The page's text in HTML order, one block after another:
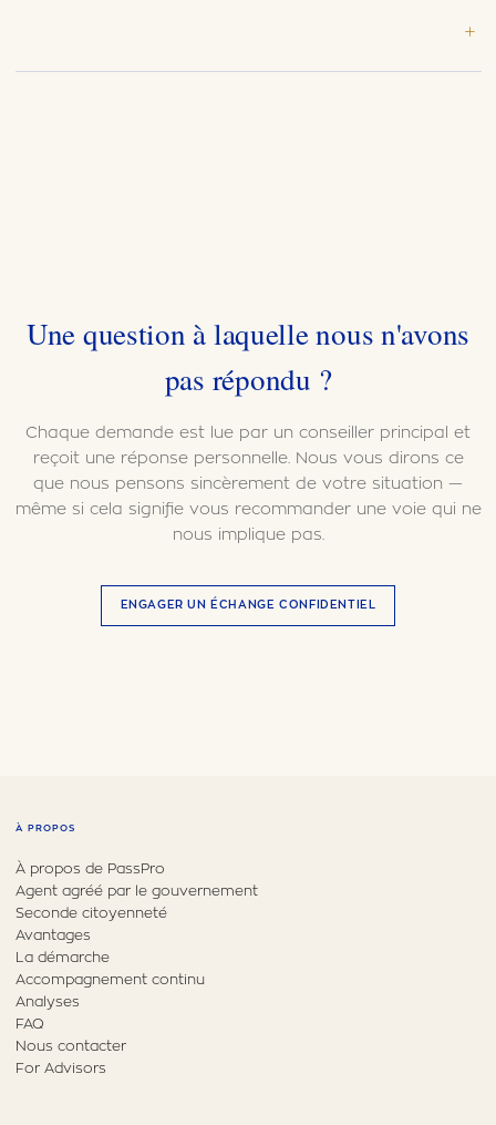
+
Une question à laquelle nous n'avons
pas répondu ?
Chaque demande est lue par un conseiller principal et
reçoit une réponse personnelle. Nous vous dirons ce
que nous pensons sincèrement de votre situation —
même si cela signifie vous recommander une voie qui ne
nous implique pas.
ENGAGER UN ÉCHANGE CONFIDENTIEL
À PROPOS
À propos de PassPro
Agent agréé par le gouvernement
Seconde citoyenneté
Avantages
La démarche
Accompagnement continu
Analyses
FAQ
Nous contacter
For Advisors